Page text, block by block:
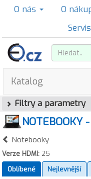
O nás O
Servis
Katalog
Filtry a parametry
NOTEBOOKY
Notebooky
Verze HDMI: 25
Oblíbené
Nejlevnější